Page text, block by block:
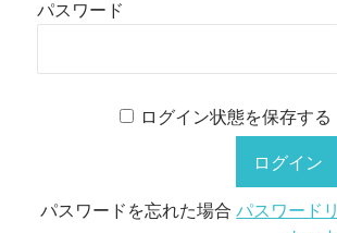
パスワード
ログイン状態を保存する
パスワードを忘れた場合パスワードリ